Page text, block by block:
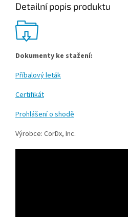
Detailní popis produktu
Dokumenty ke stažení:
Příbalový leták
Certifikát
Prohlášení o shodě
Výrobce: CorDx, Inc.